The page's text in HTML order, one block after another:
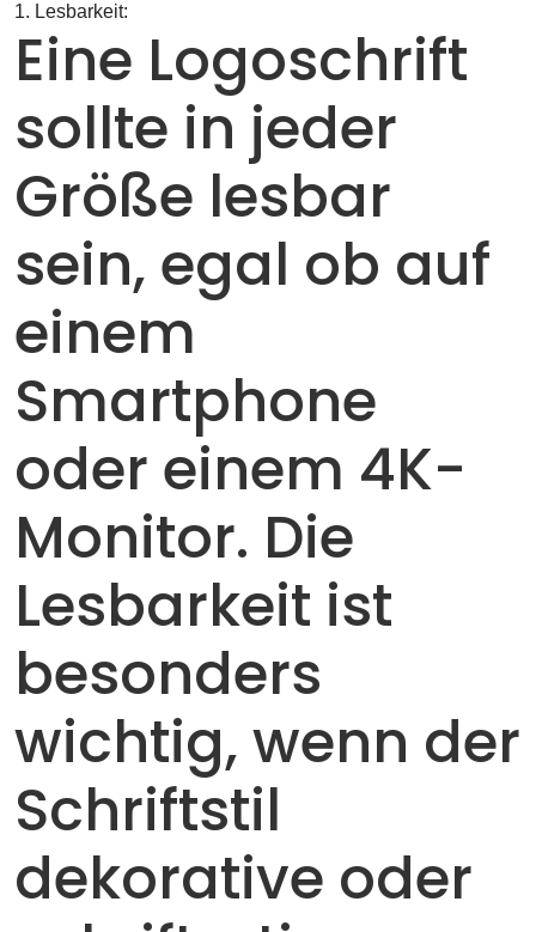
1. Lesbarkeit:
Eine Logoschrift
sollte in jeder
Größe lesbar
sein, egal ob auf
einem
Smartphone
oder einem 4K-
Monitor. Die
Lesbarkeit ist
besonders
wichtig, wenn der
Schriftstil
dekorative oder